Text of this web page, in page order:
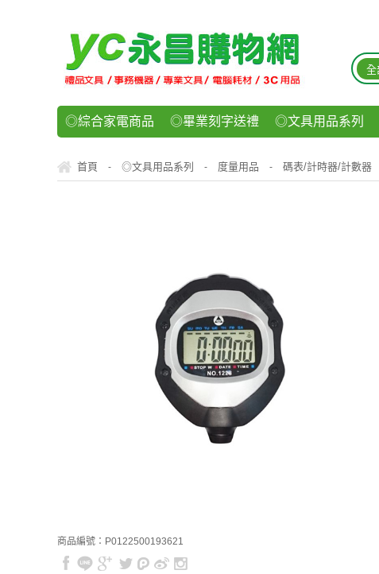
◎綜合家電商品 ◎畢業刻字送禮 ◎文具用品系列
◎運動/休閒/樂器 ◎客製化禮贈品 ◎食品/零食/飲料
首頁 - ◎文具用品系列 - 度量用品 - 碼表/計時器/計數器
商品編號：P0122500193621